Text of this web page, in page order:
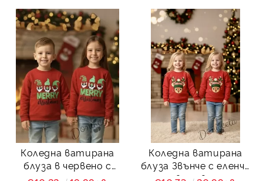
Коледна ватирана
блуза в червено с
надпис
Коледна ватирана
блуза Звънче с еленче
с в червено